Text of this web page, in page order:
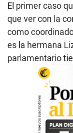
El primer caso
que ver con la
como
es la hermana
parlamentario